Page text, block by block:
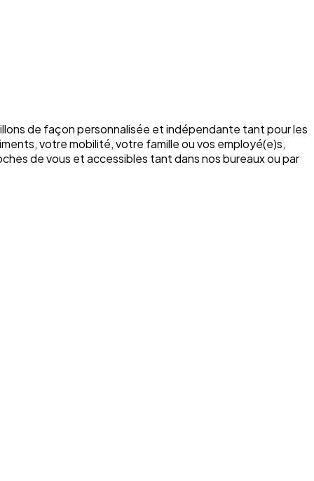
de façon personnalisée et indépendante tant pour les
votre mobilité, votre famille ou vos employé(e)s,
de vous et accessibles tant dans nos bureaux ou par